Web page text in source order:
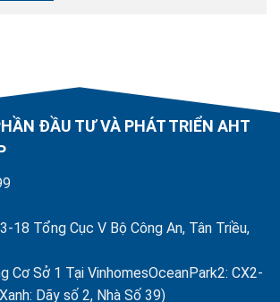
ĐẦU TƯ VÀ PHÁT TRIỂN AHT
18 Tổng Cục V Bộ Công An, Tân Triều,
Cơ Sở 1 Tại VinhomesOceanPark2: CX2-
Dãy số 2, Nhà Số 39)